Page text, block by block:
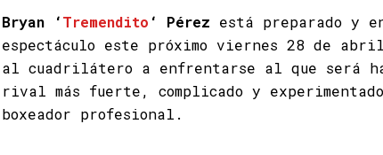
Bryan ‘Tremendito ‘ Pérez está preparado y
espectáculo este próximo viernes 28 de
al cuadrilátero a enfrentarse al que será
rival más fuerte, complicado y
boxeador profesional.